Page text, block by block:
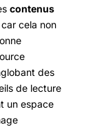
contenus
cela non
des
de lecture
un espace